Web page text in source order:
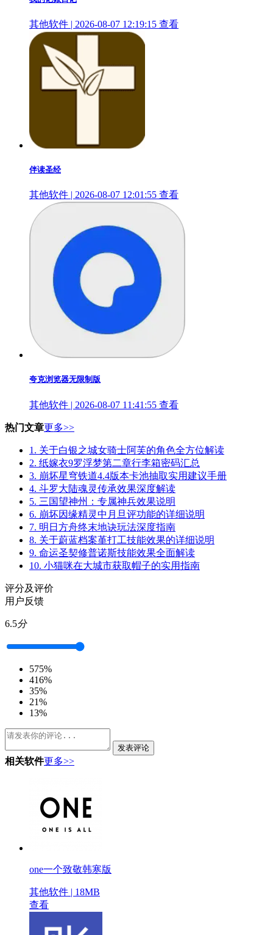
其他软件 | 2026-08-07 12:19:15 查看
伴读圣经
其他软件 | 2026-08-07 12:01:55 查看
夸克浏览器无限制版
其他软件 | 2026-08-07 11:41:55 查看
热门文章更多>>
1. 关于白银之城女骑士阿芙的角色全方位解读
2. 纸嫁衣9罗浮梦第二章行李箱密码汇总
3. 崩坏星穹铁道4.4版本卡池抽取实用建议手册
4. 斗罗大陆魂灵传承效果深度解读
5. 三国望神州：专属神兵效果说明
6. 崩坏因缘精灵中月旦评功能的详细说明
7. 明日方舟终末地诀玩法深度指南
8. 关于蔚蓝档案堇打工技能效果的详细说明
9. 命运圣契修普诺斯技能效果全面解读
10. 小猫咪在大城市获取帽子的实用指南
评分及评价
用户反馈
6.5分
575%
416%
35%
21%
13%
发表评论
相关软件更多>>
one一个致敬韩寒版
其他软件 | 18MB
查看